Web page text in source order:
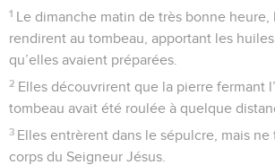
1 Le dimanche matin de très bonne heure,
rendirent au tombeau, apportant les
qu’elles avaient préparées.
2 Elles découvrirent que la pierre fermant
tombeau avait été roulée à quelque
3 Elles entrèrent dans le sépulcre, mais
corps du Seigneur Jésus.